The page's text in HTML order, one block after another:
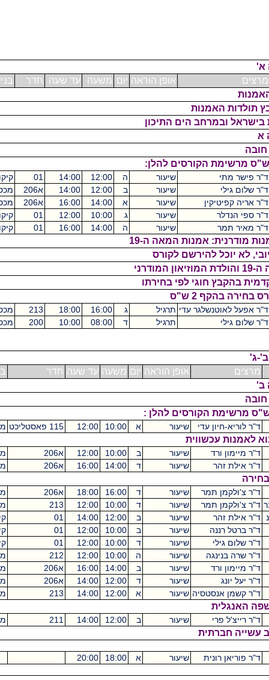
אופן הוראה יום משעה עד שעה חדר בניין ש"ס
האמנות
הים התיכון
ה 14:00
01 קיקואין
ב 14:00 א206 מכסיקו
שיעור א 16:00 א206 מכסיקו
שיעור ג 12:00
01 קיקואין
ה 16:00
01 קיקואין
אמנות המאה ה-19
חוגי לפי בחירתו
2 ש"ס
עדי תרגיל ג 18:00
213 מכסיקו
ד 10:00
200 מכסיקו
אופן הוראה יום משעה עד שעה חדר בניין ש"ס
עדי שיעור א 12:00 115 פאסטליכט מכסיקו 2
עכשווית
ורד שיעור ב 12:00 מכסיקו
שיעור ד 16:00 מכסיקו
תמר שיעור ד 18:00 מכסיקו
תמר
שיעור ד 12:00
213
שיעור ב 14:00
01
שיעור ב 12:00
01
שיעור ד 12:00
01
שיעור ה 12:00
212
ורד
שיעור ב 16:00 מכסיקו
שיעור ד 14:00 מכסיקו
אנסטסיה שיעור א 14:00
213
פרי שיעור ב 14:00
211
רונית שיעור א 20:00